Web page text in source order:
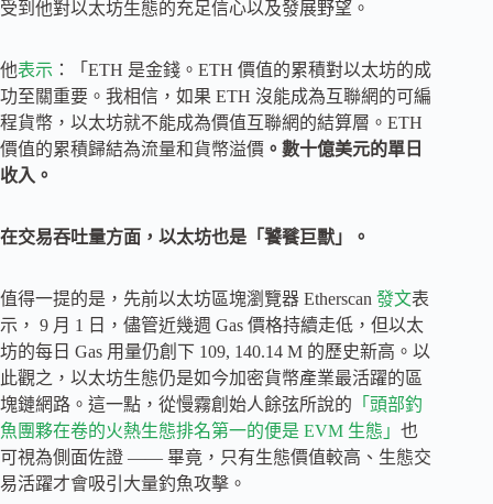
受到他對以太坊生態的充足信心以及發展野望。
他表示 ：「ETH 是金錢。ETH 價值的累積對以太坊的成
功至關重要。我相信，如果 ETH 沒能成為互聯網的可編
程貨幣，以太坊就不能成為價值互聯網的結算層。ETH
價值的累積歸結為流量和貨幣溢價 。數十億美元的單日
收入。
在交易吞吐量方面，以太坊也是「饕餮巨獸」。
值得一提的是，先前以太坊區塊瀏覽器 Etherscan 發文表
示， 9 月 1 日，儘管近幾週 Gas 價格持續走低，但以太
坊的每日 Gas 用量仍創下 109, 140.14 M 的歷史新高。以
此觀之，以太坊生態仍是如今加密貨幣產業最活躍的區
塊鏈網路。這一點，從慢霧創始人餘弦所說的 「頭部釣
魚團夥在卷的火熱生態排名第一的便是 EVM 生態」 也
可視為側面佐證 —— 畢竟，只有生態價值較高、生態交
易活躍才會吸引大量釣魚攻擊。